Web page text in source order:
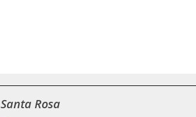
Santa Rosa